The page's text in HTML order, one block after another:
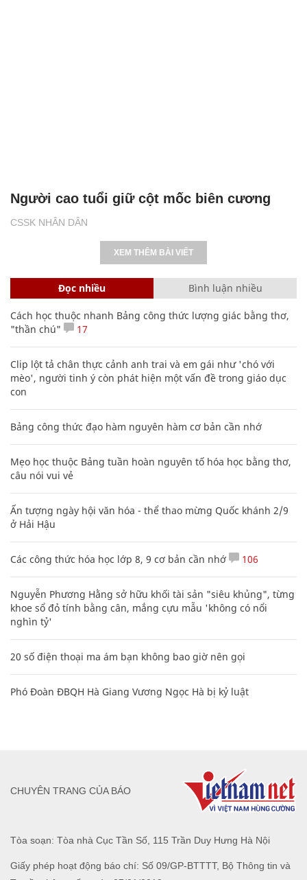
CSSK NHÂN DÂN
Người cao tuổi giữ cột mốc biên cương
XEM THÊM BÀI VIẾT
Đọc nhiều Bình luận nhiều
Cách học thuộc nhanh Bảng công thức lượng giác bằng thơ,
"thần chú"
17
Clip lột tả chân thực cảnh anh trai và em gái như 'chó với
mèo', người tinh ý còn phát hiện một vấn đề trong giáo dục
con
Bảng công thức đạo hàm nguyên hàm cơ bản cần nhớ
Mẹo học thuộc Bảng tuần hoàn nguyên tố hóa học bằng thơ,
câu nói vui vẻ
Ấn tượng ngày hội văn hóa - thể thao mừng Quốc khánh 2/9
ở Hải Hậu
Các công thức hóa học lớp 8, 9 cơ bản cần nhớ 106
Nguyễn Phương Hằng sở hữu khối tài sản "siêu khủng", từng
khoe sổ đỏ tính bằng cân, mắng cựu mẫu 'không có nổi
nghìn tỷ'
20 số điện thoại ma ám bạn không bao giờ nên gọi
Phó Đoàn ĐBQH Hà Giang Vương Ngọc Hà bị kỷ luật
Tòa soạn: Tòa nhà Cục Tần Số, 115 Trần Duy Hưng Hà Nội
Giấy phép hoạt động báo chí: Số 09/GP-BTTTT, Bộ Thông tin và
CHUYÊN TRANG CỦA BÁO